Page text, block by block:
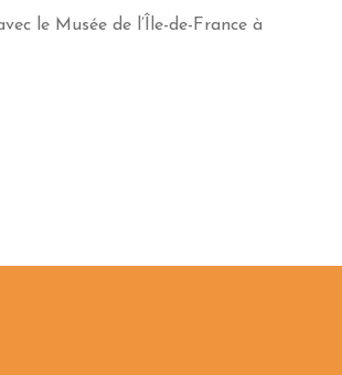
le Musée de l’Île-de-France à